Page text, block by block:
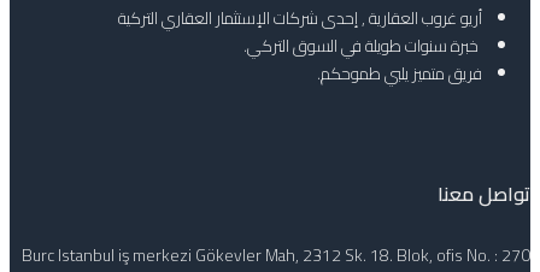
أريو غروب العقارية , إحدى شركات الإستثمار العقاري التركية
خبرة سنوات طويلة في السوق التركي.
فريق متميز يلبي طموحكم.
تواصل معنا
Burc Istanbul iş merkezi Gökevler Mah, 2312 Sk. 18. Blok, ofis No. : 270